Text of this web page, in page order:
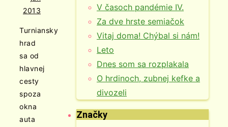
2013
Turniansky
hrad
sa od
hlavnej
cesty
spoza
okna
auta
V časoch pandémie IV.
Za dve hrste semiačok
Vitaj doma! Chýbal si nám!
Leto
Dnes som sa rozplakala
O hrdinoch, zubnej kefke a
divozeli
Značky